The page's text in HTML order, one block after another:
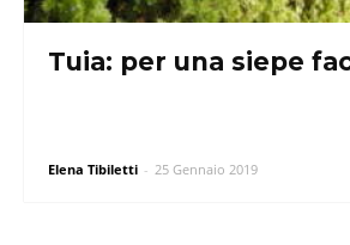
Tuia: per una siepe
Elena Tibiletti - 25 Gennaio 2019